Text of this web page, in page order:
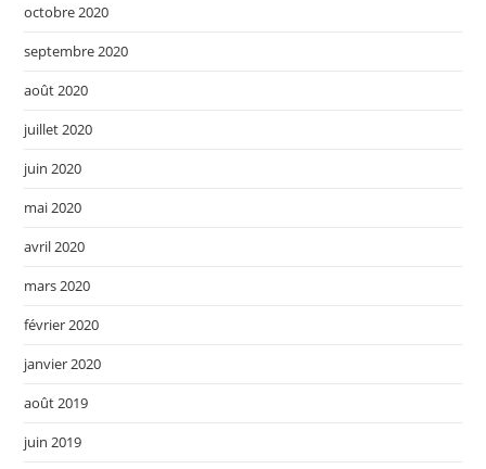
octobre 2020
septembre 2020
août 2020
juillet 2020
juin 2020
mai 2020
avril 2020
mars 2020
février 2020
janvier 2020
août 2019
juin 2019